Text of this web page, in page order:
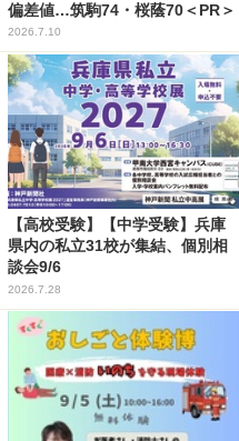
偏差値…筑駒74・桜蔭70＜PR＞
2026.7.10
【高校受験】【中学受験】兵庫
県内の私立31校が集結、個別相
談会9/6
2026.7.28